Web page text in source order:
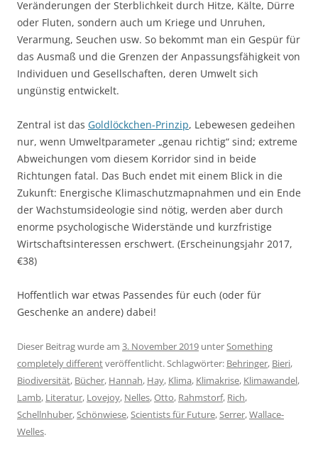
Veränderungen der Sterblichkeit durch Hitze, Kälte, Dürre
oder Fluten, sondern auch um Kriege und Unruhen,
Verarmung, Seuchen usw. So bekommt man ein Gespür für
das Ausmaß und die Grenzen der Anpassungsfähigkeit von
Individuen und Gesellschaften, deren Umwelt sich
ungünstig entwickelt.
Zentral ist das Goldlöckchen-Prinzip, Lebewesen gedeihen
nur, wenn Umweltparameter „genau richtig“ sind; extreme
Abweichungen vom diesem Korridor sind in beide
Richtungen fatal. Das Buch endet mit einem Blick in die
Zukunft: Energische Klimaschutzmapnahmen und ein Ende
der Wachstumsideologie sind nötig, werden aber durch
enorme psychologische Widerstände und kurzfristige
Wirtschaftsinteressen erschwert. (Erscheinungsjahr 2017,
€38)
Hoffentlich war etwas Passendes für euch (oder für
Geschenke an andere) dabei!
Dieser Beitrag wurde am 3. November 2019 unterSomething
completely differentveröffentlicht. Schlagwörter: Behringer, Bieri,
Biodiversität, Bücher, Hannah, Hay, Klima, Klimakrise, Klimawandel,
Lamb, Literatur, Lovejoy, Nelles,Otto, Rahmstorf, Rich,
Schellnhuber,Schönwiese,Scientists für Future,Serrer,Wallace-
Welles.